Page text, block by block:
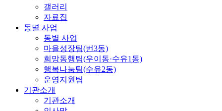
갤러리
자료집
동별 사업
동별 사업
마을성장팀(번3동)
희망동행팀(우이동·수유1동)
행복나눔팀(수유2동)
운영지원팀
기관소개
기관소개